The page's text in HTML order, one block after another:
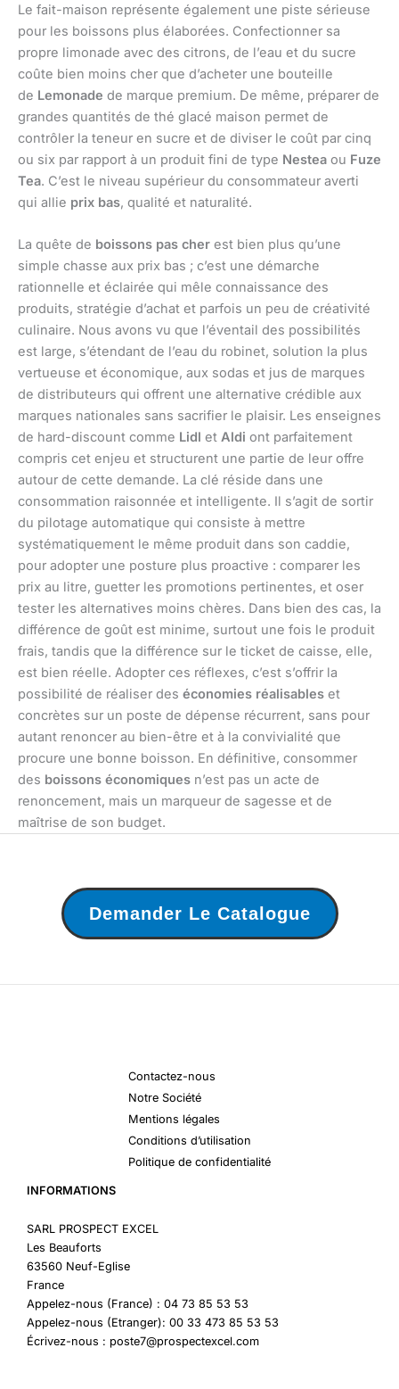
Le fait-maison représente également une piste sérieuse
pour les boissons plus élaborées. Confectionner sa
propre limonade avec des citrons, de l’eau et du sucre
coûte bien moins cher que d’acheter une bouteille
de Lemonade de marque premium. De même, préparer de
grandes quantités de thé glacé maison permet de
contrôler la teneur en sucre et de diviser le coût par cinq
ou six par rapport à un produit fini de type Nestea ou Fuze
Tea. C’est le niveau supérieur du consommateur averti
qui allie prix bas, qualité et naturalité.
La quête de boissons pas cher est bien plus qu’une
simple chasse aux prix bas ; c’est une démarche
rationnelle et éclairée qui mêle connaissance des
produits, stratégie d’achat et parfois un peu de créativité
culinaire. Nous avons vu que l’éventail des possibilités
est large, s’étendant de l’eau du robinet, solution la plus
vertueuse et économique, aux sodas et jus de marques
de distributeurs qui offrent une alternative crédible aux
marques nationales sans sacrifier le plaisir. Les enseignes
de hard-discount comme Lidl et Aldi ont parfaitement
compris cet enjeu et structurent une partie de leur offre
autour de cette demande. La clé réside dans une
consommation raisonnée et intelligente. Il s’agit de sortir
du pilotage automatique qui consiste à mettre
systématiquement le même produit dans son caddie,
pour adopter une posture plus proactive : comparer les
prix au litre, guetter les promotions pertinentes, et oser
tester les alternatives moins chères. Dans bien des cas, la
différence de goût est minime, surtout une fois le produit
frais, tandis que la différence sur le ticket de caisse, elle,
est bien réelle. Adopter ces réflexes, c’est s’offrir la
possibilité de réaliser des économies réalisables et
concrètes sur un poste de dépense récurrent, sans pour
autant renoncer au bien-être et à la convivialité que
procure une bonne boisson. En définitive, consommer
des boissons économiques n’est pas un acte de
renoncement, mais un marqueur de sagesse et de
maîtrise de son budget.
Demander Le Catalogue
Contactez-nous
Notre Société
Mentions légales
Conditions d’utilisation
Politique de confidentialité
INFORMATIONS
SARL PROSPECT EXCEL
Les Beauforts
63560 Neuf-Eglise
France
Appelez-nous (France) : 04 73 85 53 53
Appelez-nous (Etranger): 00 33 473 85 53 53
Écrivez-nous : poste7@prospectexcel.com